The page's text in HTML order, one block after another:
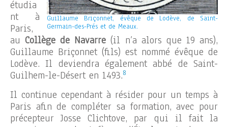
Guillaume Briçonnet, évêque de Lodève, de Saint-
Germain-des-Prés et de Meaux.
étudia
nt à
Paris,
auCollège de Navarre (il n’a alors que 19 ans),
Guillaume Briçonnet (fils) est nommé évêque de
Lodève. Il deviendra également abbé de Saint-
Guilhem-le-Désert en 1493.8
Il continue cependant à résider pour un temps à
Paris afin de compléter sa formation, avec pour
précepteur Josse Clichtove, par qui il fait la